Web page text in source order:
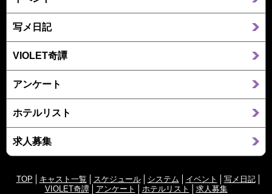
写メ日記
VIOLET奇譚
アンケート
ホテルリスト
求人募集
TOP キャスト一覧 スケジュール システム イベント
写メ日記
VIOLET奇譚
アンケート ホテルリスト
求人募集